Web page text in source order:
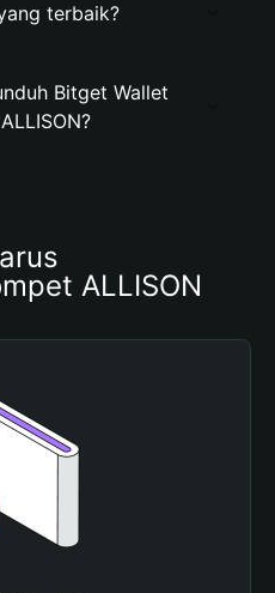
terbaik?
Bitget Wallet
ALLISON